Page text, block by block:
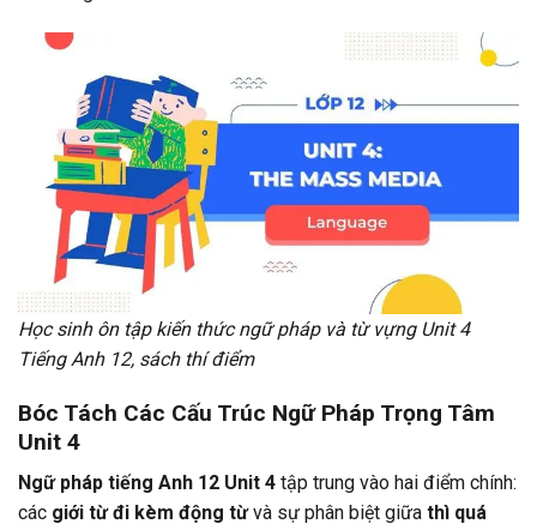
Học sinh ôn tập kiến thức ngữ pháp và từ vựng Unit 4
Tiếng Anh 12, sách thí điểm
Bóc Tách Các Cấu Trúc Ngữ Pháp Trọng Tâm
Unit 4
Ngữ pháp tiếng Anh 12 Unit 4 tập trung vào hai điểm chính:
các giới từ đi kèm động từvà sự phân biệt giữa thì quá